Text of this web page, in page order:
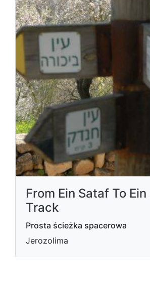
From Ein Sataf To
Track
Prosta ścieżka spacerowa
Jerozolima